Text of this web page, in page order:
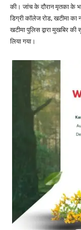
की। जांच के दौरान मृतका के
डिग्री कॉलेज रोड, खटीमा
खटीमा पुलिस द्वारा मुखबिर
लिया गया।